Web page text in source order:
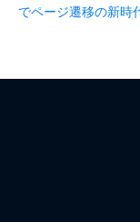
でページ遷移の新時